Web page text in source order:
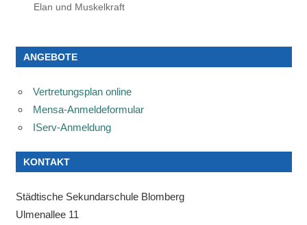
Elan und Muskelkraft
ANGEBOTE
Vertretungsplan online
Mensa-Anmeldeformular
IServ-Anmeldung
KONTAKT
Städtische Sekundarschule Blomberg
Ulmenallee 11